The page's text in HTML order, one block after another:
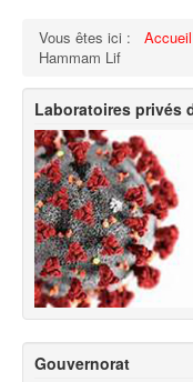
Vous êtes ici : Accueil
Hammam Lif
Laboratoires privés
Gouvernorat